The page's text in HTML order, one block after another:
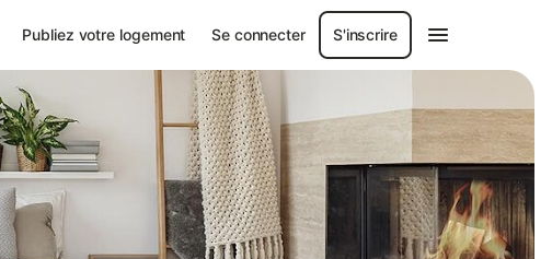
Publiez votre logement Se connecter S'inscrire